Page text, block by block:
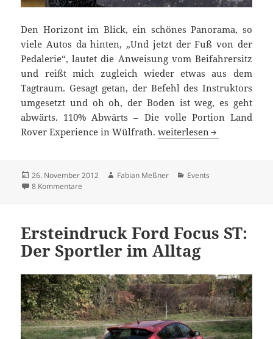
Den Horizont im Blick, ein schönes Panorama, so
viele Autos da hinten, „Und jetzt der Fuß von der
Pedalerie“, lautet die Anweisung vom Beifahrersitz
und reißt mich zugleich wieder etwas aus dem
Tagtraum. Gesagt getan, der Befehl des Instruktors
umgesetzt und oh oh, der Boden ist weg, es geht
abwärts. 110% Abwärts – Die volle Portion Land
Rover Experience in Wülfrath.Offroad-Taufe im Land
weiterlesen
Veröffentlicht
am
26. November 2012 Autor
Fabian Meßner Kategorien
Events
8 Kommentare
Ersteindruck Ford Focus ST:
Der Sportler im Alltag